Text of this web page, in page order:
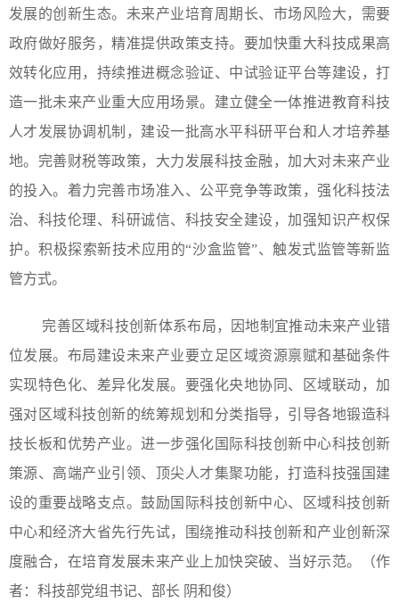
发展的创新生态。未来产业培育周期长、市场风险大，需要
政府做好服务，精准提供政策支持。要加快重大科技成果高
效转化应用，持续推进概念验证、中试验证平台等建设，打
造一批未来产业重大应用场景。建立健全一体推进教育科技
人才发展协调机制，建设一批高水平科研平台和人才培养基
地。完善财税等政策，大力发展科技金融，加大对未来产业
的投入。着力完善市场准入、公平竞争等政策，强化科技法
治、科技伦理、科研诚信、科技安全建设，加强知识产权保
护。积极探索新技术应用的“沙盒监管”、触发式监管等新监
管方式。
完善区域科技创新体系布局，因地制宜推动未来产业错
位发展。布局建设未来产业要立足区域资源禀赋和基础条件
实现特色化、差异化发展。要强化央地协同、区域联动，加
强对区域科技创新的统筹规划和分类指导，引导各地锻造科
技长板和优势产业。进一步强化国际科技创新中心科技创新
策源、高端产业引领、顶尖人才集聚功能，打造科技强国建
设的重要战略支点。鼓励国际科技创新中心、区域科技创新
中心和经济大省先行先试，围绕推动科技创新和产业创新深
度融合，在培育发展未来产业上加快突破、当好示范。（作
者：科技部党组书记、部长 阴和俊）